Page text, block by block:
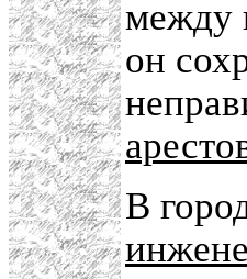
между
он
В